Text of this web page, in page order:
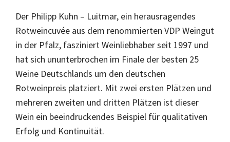
Der Philipp Kuhn – Luitmar, ein herausragendes
Rotweincuvée aus dem renommierten VDP Weingut
in der Pfalz, fasziniert Weinliebhaber seit 1997 und
hat sich ununterbrochen im Finale der besten 25
Weine Deutschlands um den deutschen
Rotweinpreis platziert. Mit zwei ersten Plätzen und
mehreren zweiten und dritten Plätzen ist dieser
Wein ein beeindruckendes Beispiel für qualitativen
Erfolg und Kontinuität.